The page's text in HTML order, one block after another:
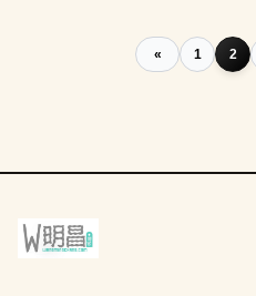
等等。 3、 不适合开源
« 1 2